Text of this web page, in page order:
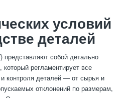
условий
деталей
представляют собой детально
регламентирует все
контроля деталей — от сырья и
отклонений по размерам,